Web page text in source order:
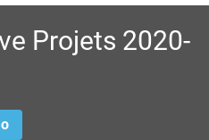
Projets 2020-